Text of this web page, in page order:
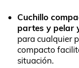
Cuchillo
partes y pelar
para cualquier
compacto
situación.